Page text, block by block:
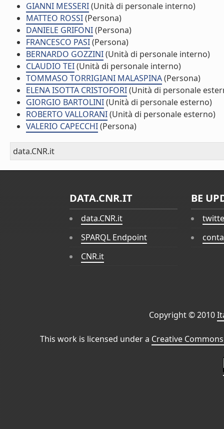
GIANNI MESSERI(Unità di personale interno)
MATTEO ROSSI(Persona)
DANIELE GRIFONI(Persona)
FRANCESCO PASI(Persona)
BERNARDO GOZZINI(Unità di personale interno)
CLAUDIO TEI(Unità di personale interno)
TOMMASO TORRIGIANI MALASPINA(Persona)
ELENA ISOTTA CRISTOFORI(Unità di personale
GIORGIO BARTOLINI(Unità di personale esterno)
ROBERTO VALLORANI(Unità di personale esterno)
VALERIO CAPECCHI(Persona)
data.CNR.it
DATA.CNR.IT
data.CNR.it
SPARQL Endpoint
CNR.it
BE
Copyright © 2010
This work is licensed under a Creative